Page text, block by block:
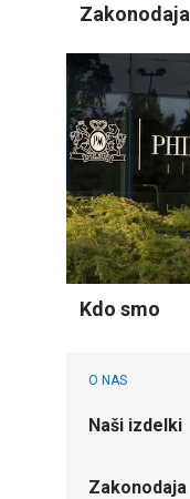
Zakonodaja
Kdo smo
O NAS
Naši izdelki
Zakonodaja